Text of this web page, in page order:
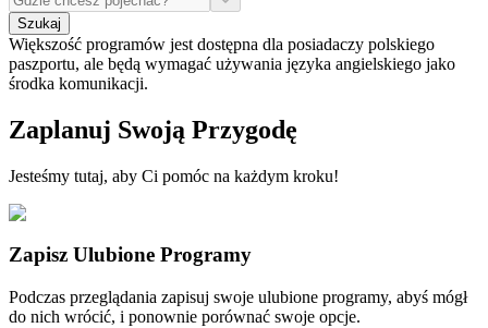
Szukaj
Większość programów jest dostępna dla posiadaczy polskiego
paszportu, ale będą wymagać używania języka angielskiego jako
środka komunikacji.
Zaplanuj Swoją Przygodę
Jesteśmy tutaj, aby Ci pomóc na każdym kroku!
Zapisz Ulubione Programy
Podczas przeglądania zapisuj swoje ulubione programy, abyś mógł
do nich wrócić, i ponownie porównać swoje opcje.